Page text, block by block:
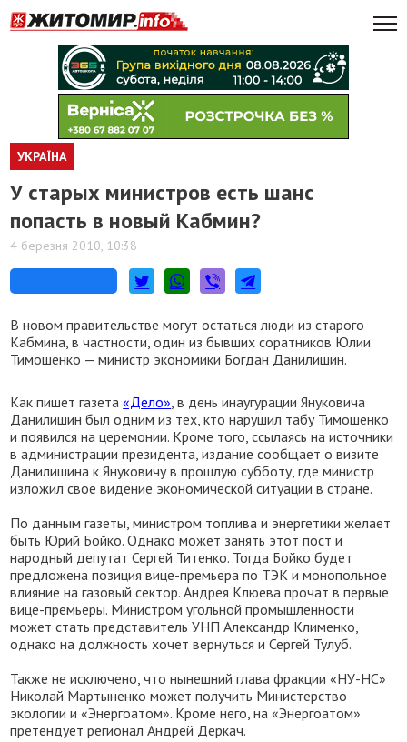
УКРАЇНА
У старых министров есть шанс
попасть в новый Кабмин?
4 березня 2010, 10:38
В новом правительстве могут остаться люди из старого
Кабмина, в частности, один из бывших соратников Юлии
Тимошенко — министр экономики Богдан Данилишин.
Как пишет газета«Дело», в день инаугурации Януковича
Данилишин был одним из тех, кто нарушил табу Тимошенко
и появился на церемонии. Кроме того, ссылаясь на источники
в администрации президента, издание сообщает о визите
Данилишина к Януковичу в прошлую субботу, где министр
изложил свое видение экономической ситуации в стране.
По данным газеты, министром топлива и энергетики желает
быть Юрий Бойко. Однако может занять этот пост и
народный депутат Сергей Титенко. Тогда Бойко будет
предложена позиция вице-премьера по ТЭК и монопольное
влияние на газовый сектор. Андрея Клюева прочат в первые
вице-премьеры. Министром угольной промышленности
может стать представитель УНП Александр Клименко,
однако на должность хочет вернуться и Сергей Тулуб.
Также не исключено, что нынешний глава фракции «НУ-НС»
Николай Мартыненко может получить Министерство
экологии и «Энергоатом». Кроме него, на «Энергоатом»
претендует регионал Андрей Деркач.